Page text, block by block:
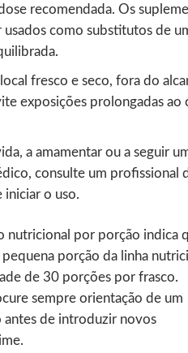
recomendada. Os
usados como substitutos de
fresco e seco, fora do
exposições prolongadas ao
a amamentar ou a seguir
consulte um profissional
iniciar o uso.
nutricional por porção indica
porção da linha
de 30 porções por frasco.
sempre orientação de um
de introduzir novos